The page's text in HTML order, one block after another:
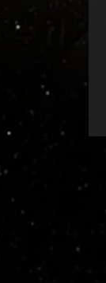
https://eve-